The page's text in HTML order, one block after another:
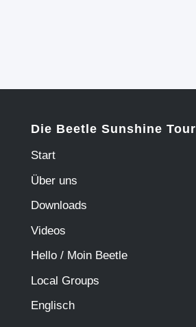
Die Beetle Sunshine Tour
Start
Über uns
Downloads
Videos
Hello / Moin Beetle
Local Groups
Englisch